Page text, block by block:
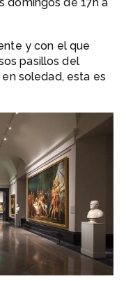
y con el que
pasillos del
soledad, esta es